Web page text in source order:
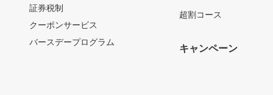
証券税制
クーポンサービス
バースデープログラム
超割コース
キャンペーン